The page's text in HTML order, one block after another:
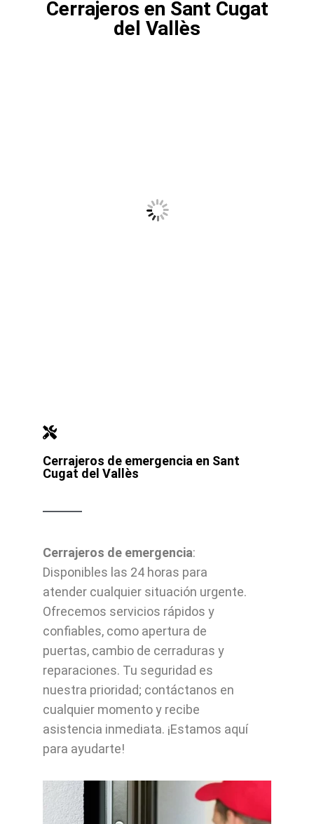
Cerrajeros en Sant Cugat
del Vallès
Cerrajeros de emergencia en Sant
Cugat del Vallès
Cerrajeros de emergencia:
Disponibles las 24 horas para
atender cualquier situación urgente.
Ofrecemos servicios rápidos y
confiables, como apertura de
puertas, cambio de cerraduras y
reparaciones. Tu seguridad es
nuestra prioridad; contáctanos en
cualquier momento y recibe
asistencia inmediata. ¡Estamos aquí
para ayudarte!